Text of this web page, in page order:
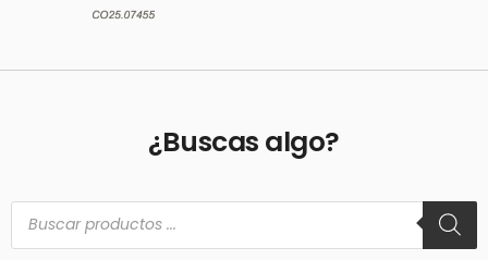
¿Buscas algo?
Búsqueda
de
productos